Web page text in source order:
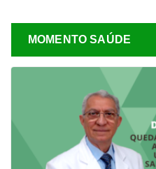
MOMENTO SAÚDE